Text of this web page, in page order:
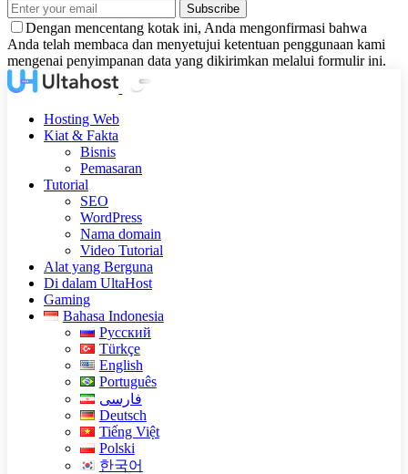
Subscribe
Dengan mencentang kotak ini, Anda mengonfirmasi bahwa
Anda telah membaca dan menyetujui ketentuan penggunaan kami
mengenai penyimpanan data yang dikirimkan melalui formulir ini.
Hosting Web
Kiat & Fakta
Bisnis
Pemasaran
Tutorial
SEO
WordPress
Nama domain
Video Tutorial
Alat yang Berguna
Di dalam UltaHost
Gaming
Bahasa Indonesia
Русский
Türkçe
English
Português
فارسی
Deutsch
Tiếng Việt
Polski
한국어